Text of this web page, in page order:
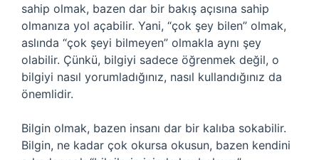
sahip olmak, bazen dar bir bakış açısına sahip
olmanıza yol açabilir. Yani, “çok şey bilen” olmak,
aslında “çok şeyi bilmeyen” olmakla aynı şey
olabilir. Çünkü, bilgiyi sadece öğrenmek değil, o
bilgiyi nasıl yorumladığınız, nasıl kullandığınız da
önemlidir.
Bilgin olmak, bazen insanı dar bir kalıba sokabilir.
Bilgin, ne kadar çok okursa okusun, bazen kendini